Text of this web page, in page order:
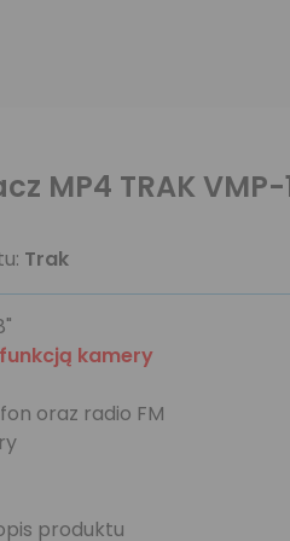
MP4 TRAK VMP-
Trak
kamery
oraz radio FM
produktu